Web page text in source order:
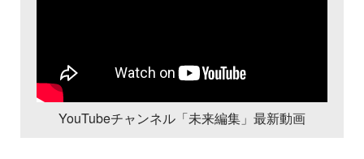
YouTubeチャンネル「未来編集」最新動画